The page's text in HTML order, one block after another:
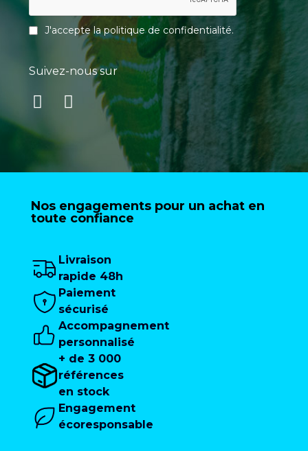
J'accepte lapolitique de confidentialité.
Suivez-nous sur
Nos engagements pour un achat en
toute confiance
Livraison
rapide 48h
Paiement
sécurisé
Accompagnement
personnalisé
+ de 3 000
références
en stock
Engagement
écoresponsable